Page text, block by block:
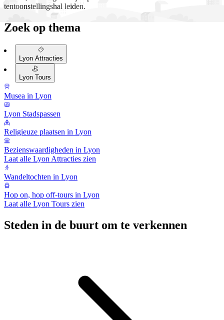
tentoonstellingshal leiden.
Zoek op thema
Lyon Attracties
Lyon Tours
Musea in Lyon
Lyon Stadspassen
Religieuze plaatsen in Lyon
Bezienswaardigheden in Lyon
Laat alle Lyon Attracties zien
Wandeltochten in Lyon
Hop on, hop off-tours in Lyon
Laat alle Lyon Tours zien
Steden in de buurt om te verkennen